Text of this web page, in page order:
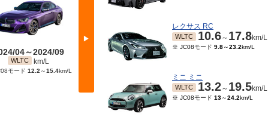
▶
04～2024/09
WLTC km/L
モード 12.2 ～15.4km/L
2023/05～2023/07
km/L
2022/03～2023/04
レクサス RC
WLTC 10.6～ 17.8km/L
※ JC08モード 9.8～23.2km/L
ミニ ミニ
WLTC 13.2～ 19.5km/L
※ JC08モード 13～24.2km/L